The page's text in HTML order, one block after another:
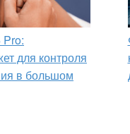
для контроля
в большом